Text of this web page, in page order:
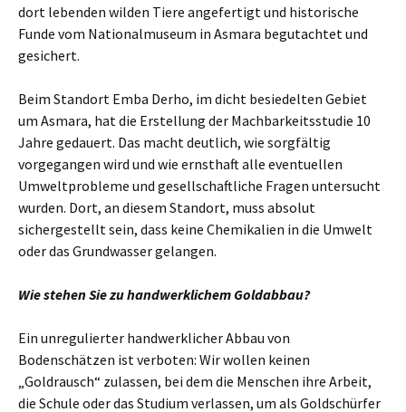
dort lebenden wilden Tiere angefertigt und historische
Funde vom Nationalmuseum in Asmara begutachtet und
gesichert.
Beim Standort Emba Derho, im dicht besiedelten Gebiet
um Asmara, hat die Erstellung der Machbarkeitsstudie 10
Jahre gedauert. Das macht deutlich, wie sorgfältig
vorgegangen wird und wie ernsthaft alle eventuellen
Umweltprobleme und gesellschaftliche Fragen untersucht
wurden. Dort, an diesem Standort, muss absolut
sichergestellt sein, dass keine Chemikalien in die Umwelt
oder das Grundwasser gelangen.
Wie stehen Sie zu handwerklichem Goldabbau?
Ein unregulierter handwerklicher Abbau von
Bodenschätzen ist verboten: Wir wollen keinen
„Goldrausch“ zulassen, bei dem die Menschen ihre Arbeit,
die Schule oder das Studium verlassen, um als Goldschürfer